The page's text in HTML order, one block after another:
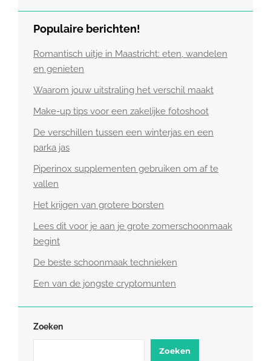
Populaire berichten!
Romantisch uitje in Maastricht: eten, wandelen
en genieten
Waarom jouw uitstraling het verschil maakt
Make-up tips voor een zakelijke fotoshoot
De verschillen tussen een winterjas en een
parka jas
Piperinox supplementen gebruiken om af te
vallen
Het krijgen van grotere borsten
Lees dit voor je aan je grote zomerschoonmaak
begint
De beste schoonmaak technieken
Een van de jongste cryptomunten
Zoeken
Zoeken